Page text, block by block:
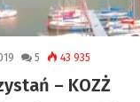
5 43 935
– KOZŻ